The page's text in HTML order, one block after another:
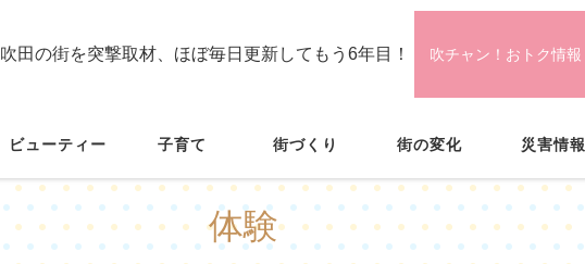
吹田の街を突撃取材、ほぼ毎日更新してもう6年目！ 吹チャン！おトク情報
ビューティー 子育て 街づくり 街の変化 災害情報
体験